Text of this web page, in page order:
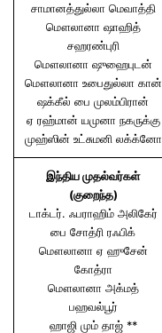
சாமானத்துல்லா மெவாத்தி
மௌலானா ஷாஹித்
சஹரண்புரி
மௌலானா ஷுஹைபுடன்
மௌலானா உபைதுல்லா கான்
ஷக்கீல் பை முலம்பிரான்
ஏ ரஹ்மான் யமுனா நகருக்கு
முஹ்ஸின் உட்சுமனி லக்க்னோ
இந்திய முதல்வர்கள்
(குறைந்த)
டாக்டர். ஃபராஹிம் அலிகேர்
பை சோத்ரி ரஃபிக்
மௌலானா ஏ ஹுசேன்
கோத்ரா
மௌலானா அக்மத்
பஹவல்பூர்
ஹாஜி மும் தாஜ் **